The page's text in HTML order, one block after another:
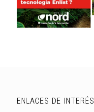
ENLACES DE INTERÉS